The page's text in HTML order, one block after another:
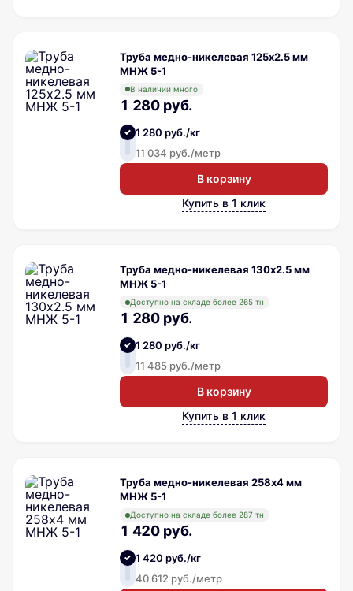
Труба медно-никелевая 125х2.5 мм
МНЖ 5-1
В наличии много
1 280 руб.
1 280 руб./кг
11 034 руб./метр
В корзину
Купить в 1 клик
Труба медно-никелевая 130х2.5 мм
МНЖ 5-1
Доступно на складе более 265 тн
1 280 руб.
1 280 руб./кг
11 485 руб./метр
В корзину
Купить в 1 клик
Труба медно-никелевая 258х4 мм
МНЖ 5-1
Доступно на складе более 287 тн
1 420 руб.
1 420 руб./кг
40 612 руб./метр